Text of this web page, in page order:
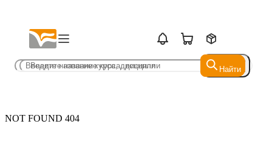
Найти
Найти
NOT FOUND 404